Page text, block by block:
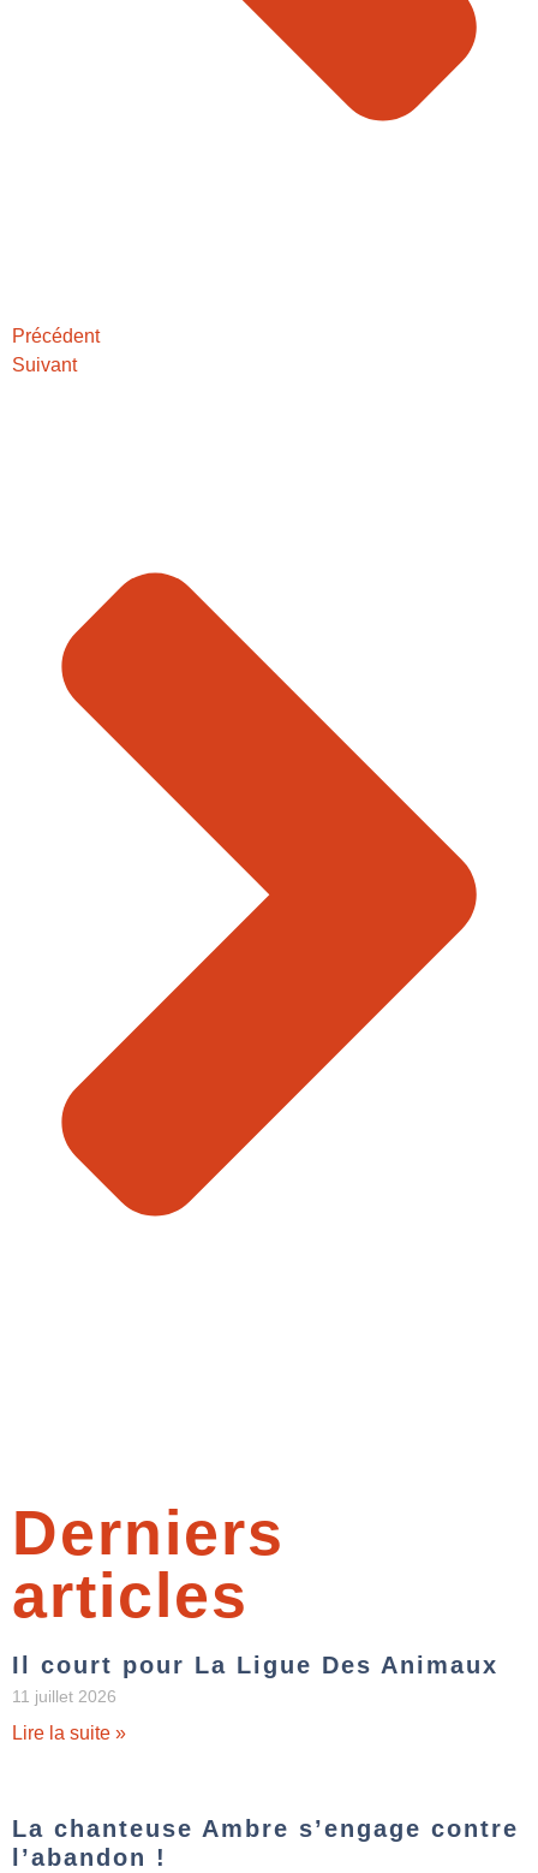
Précédent
Suivant
Derniers
articles
Il court pour La Ligue Des Animaux
11 juillet 2026
Lire la suite »
La chanteuse Ambre s’engage contre
l’abandon !